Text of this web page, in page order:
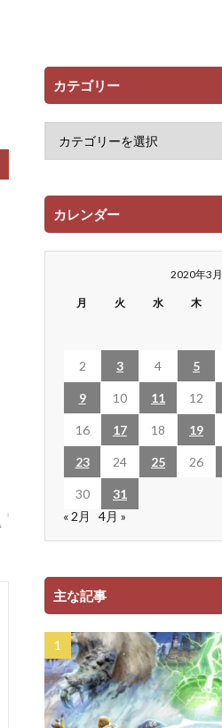
カテゴリー
カレンダー
2020年3月
月 火 水 木
2 3 4 5
9 10 11 12
16 17 18 19
23 24 25 26
30
31
« 2月
4月 »
主な記事